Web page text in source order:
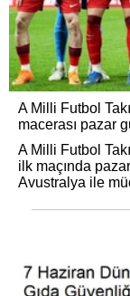
A Milli Futbol
macerası pazar
A Milli Futbol
ilk maçında
Avustralya ile